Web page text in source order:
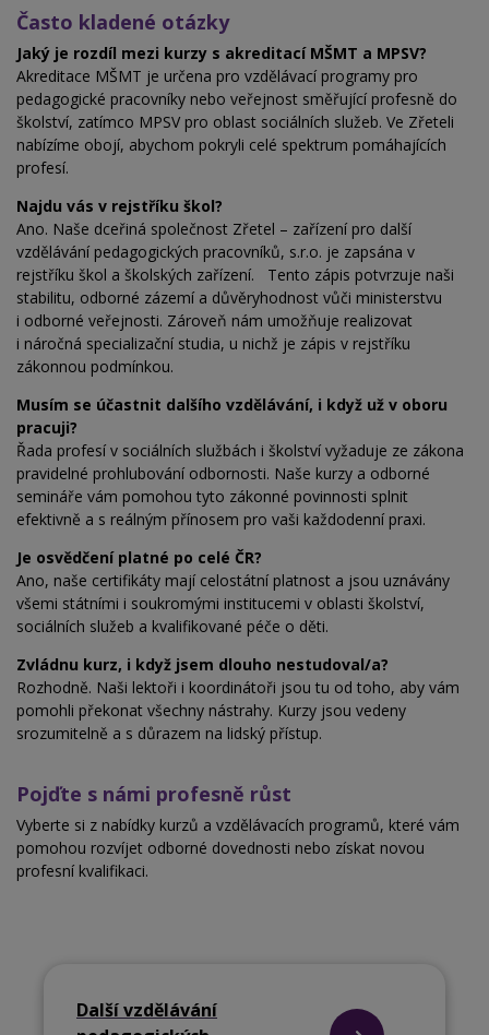
Často kladené otázky
Jaký je rozdíl mezi kurzy s akreditací MŠMT a MPSV?
Akreditace MŠMT je určena pro vzdělávací programy pro
pedagogické pracovníky nebo veřejnost směřující profesně do
školství, zatímco MPSV pro oblast sociálních služeb. Ve Zřeteli
nabízíme obojí, abychom pokryli celé spektrum pomáhajících
profesí.
Najdu vás v rejstříku škol?
Ano. Naše dceřiná společnost Zřetel – zařízení pro další
vzdělávání pedagogických pracovníků, s.r.o. je zapsána v
rejstříku škol a školských zařízení. Tento zápis potvrzuje naši
stabilitu, odborné zázemí a důvěryhodnost vůči ministerstvu
i odborné veřejnosti. Zároveň nám umožňuje realizovat
i náročná specializační studia, u nichž je zápis v rejstříku
zákonnou podmínkou.
Musím se účastnit dalšího vzdělávání, i když už v oboru
pracuji?
Řada profesí v sociálních službách i školství vyžaduje ze zákona
pravidelné prohlubování odbornosti. Naše kurzy a odborné
semináře vám pomohou tyto zákonné povinnosti splnit
efektivně a s reálným přínosem pro vaši každodenní praxi.
Je osvědčení platné po celé ČR?
Ano, naše certifikáty mají celostátní platnost a jsou uznávány
všemi státními i soukromými institucemi v oblasti školství,
sociálních služeb a kvalifikované péče o děti.
Zvládnu kurz, i když jsem dlouho nestudoval/a?
Rozhodně. Naši lektoři i koordinátoři jsou tu od toho, aby vám
pomohli překonat všechny nástrahy. Kurzy jsou vedeny
srozumitelně a s důrazem na lidský přístup.
Pojďte s námi profesně růst
Vyberte si z nabídky kurzů a vzdělávacích programů, které vám
pomohou rozvíjet odborné dovednosti nebo získat novou
profesní kvalifikaci.
Další vzdělávání